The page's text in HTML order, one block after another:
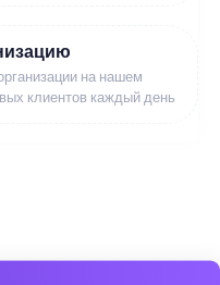
на нашем
клиентов каждый день